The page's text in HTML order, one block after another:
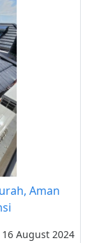
Aman
16 August 2024